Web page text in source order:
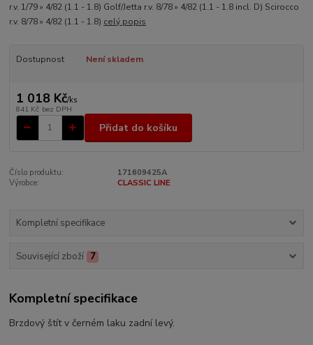
r.v. 1/79 » 4/82 (1.1 - 1.8) Golf/Jetta r.v. 8/78 » 4/82 (1.1 - 1.8 incl. D) Scirocco
r.v. 8/78 » 4/82 (1.1 - 1.8) celý popis
Dostupnost Není skladem
1 018 Kč/ks
841 Kč bez DPH
Přidat do košíku
Číslo produktu:
171609425A
Výrobce:
CLASSIC LINE
Kompletní specifikace
Související zboží 7
Kompletní specifikace
Brzdový štít v černém laku zadní levý.